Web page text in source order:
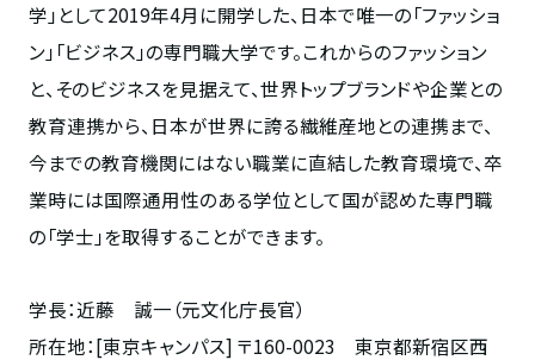
学」として2019年4月に開学した、日本で唯一の「ファッショ
ン」「ビジネス」の専門職大学です。これからのファッション
と、そのビジネスを見据えて、世界トップブランドや企業との
教育連携から、日本が世界に誇る繊維産地との連携まで、
今までの教育機関にはない職業に直結した教育環境で、卒
業時には国際通用性のある学位として国が認めた専門職
の「学士」を取得することができます。
学長：近藤 誠一（元文化庁長官）
所在地：[東京キャンパス] 〒160-0023 東京都新宿区西